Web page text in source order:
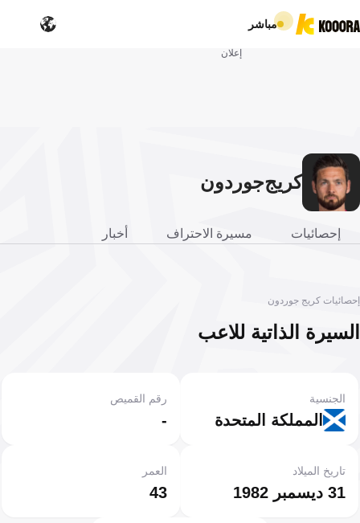
مباشر
إعلان
كريججوردون
إحصائيات مسيرة الاحتراف أخبار
إحصائيات كريج جوردون
السيرة الذاتية للاعب
المملكة المتحدة
الجنسية
-
رقم القميص
31 ديسمبر 1982
تاريخ الميلاد
43
العمر